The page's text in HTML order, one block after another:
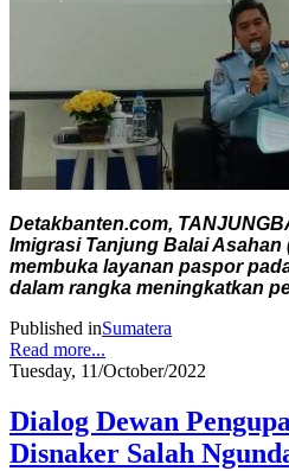
Detakbanten.com,
Imigrasi Tanjung Balai Asahan
membuka layanan paspor
dalam rangka meningkatkan
Published inSumatera
Read more...
Tuesday, 11/October/2022
Dialog Dewan
Disnaker Salah